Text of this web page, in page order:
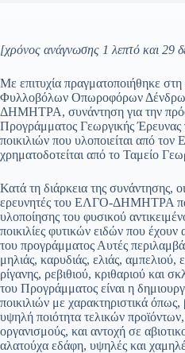
[χρόνος ανάγνωσης 1 λεπτό και 29
Με επιτυχία πραγματοποιήθηκε
Φυλλοβόλων Οπωροφόρων
ΔΗΜΗΤΡΑ, συνάντηση για την
Προγράμματος Γεωργικής Έρευνας
ποικιλιών που υλοποιείται από
χρηματοδοτείται από το Ταμείο
Κατά τη διάρκεια της συνάντησης,
ερευνητές του ΕΛΓΟ-ΔΗΜΗΤΡΑ
υλοποίησης του φυσικού
ποικιλίες φυτικών ειδών που έχουν
του προγράμματος Αυτές
μηλιάς, καρυδιάς, ελιάς, αμπελιού,
ρίγανης, ρεβιθιού, κριθαριού και
του Προγράμματος είναι η
ποικιλιών με χαρακτηριστικά
υψηλή ποιότητα τελικών
οργανισμούς, και αντοχή σε
αλατούχα εδάφη, υψηλές και